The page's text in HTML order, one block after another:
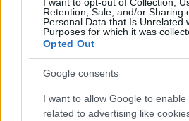
Retention, Sale, and/or Sharing
Personal Data that Is Unrelated
Purposes for which it was
Opted Out
Google consents
I want to allow Google to enable
related to advertising like
Ακολουθήστε το
πρώτοι όλες τις ειδήσεις
από